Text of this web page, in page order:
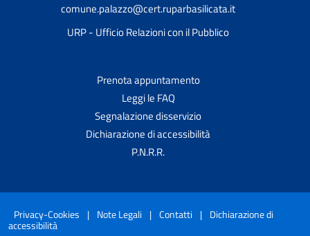
comune.palazzo@cert.ruparbasilicata.it
URP - Ufficio Relazioni con il Pubblico
Prenota appuntamento
Leggi le FAQ
Segnalazione disservizio
Dichiarazione di accessibilità
P.N.R.R.
Privacy-Cookies | Note Legali | Contatti | Dichiarazione di
accessibilità